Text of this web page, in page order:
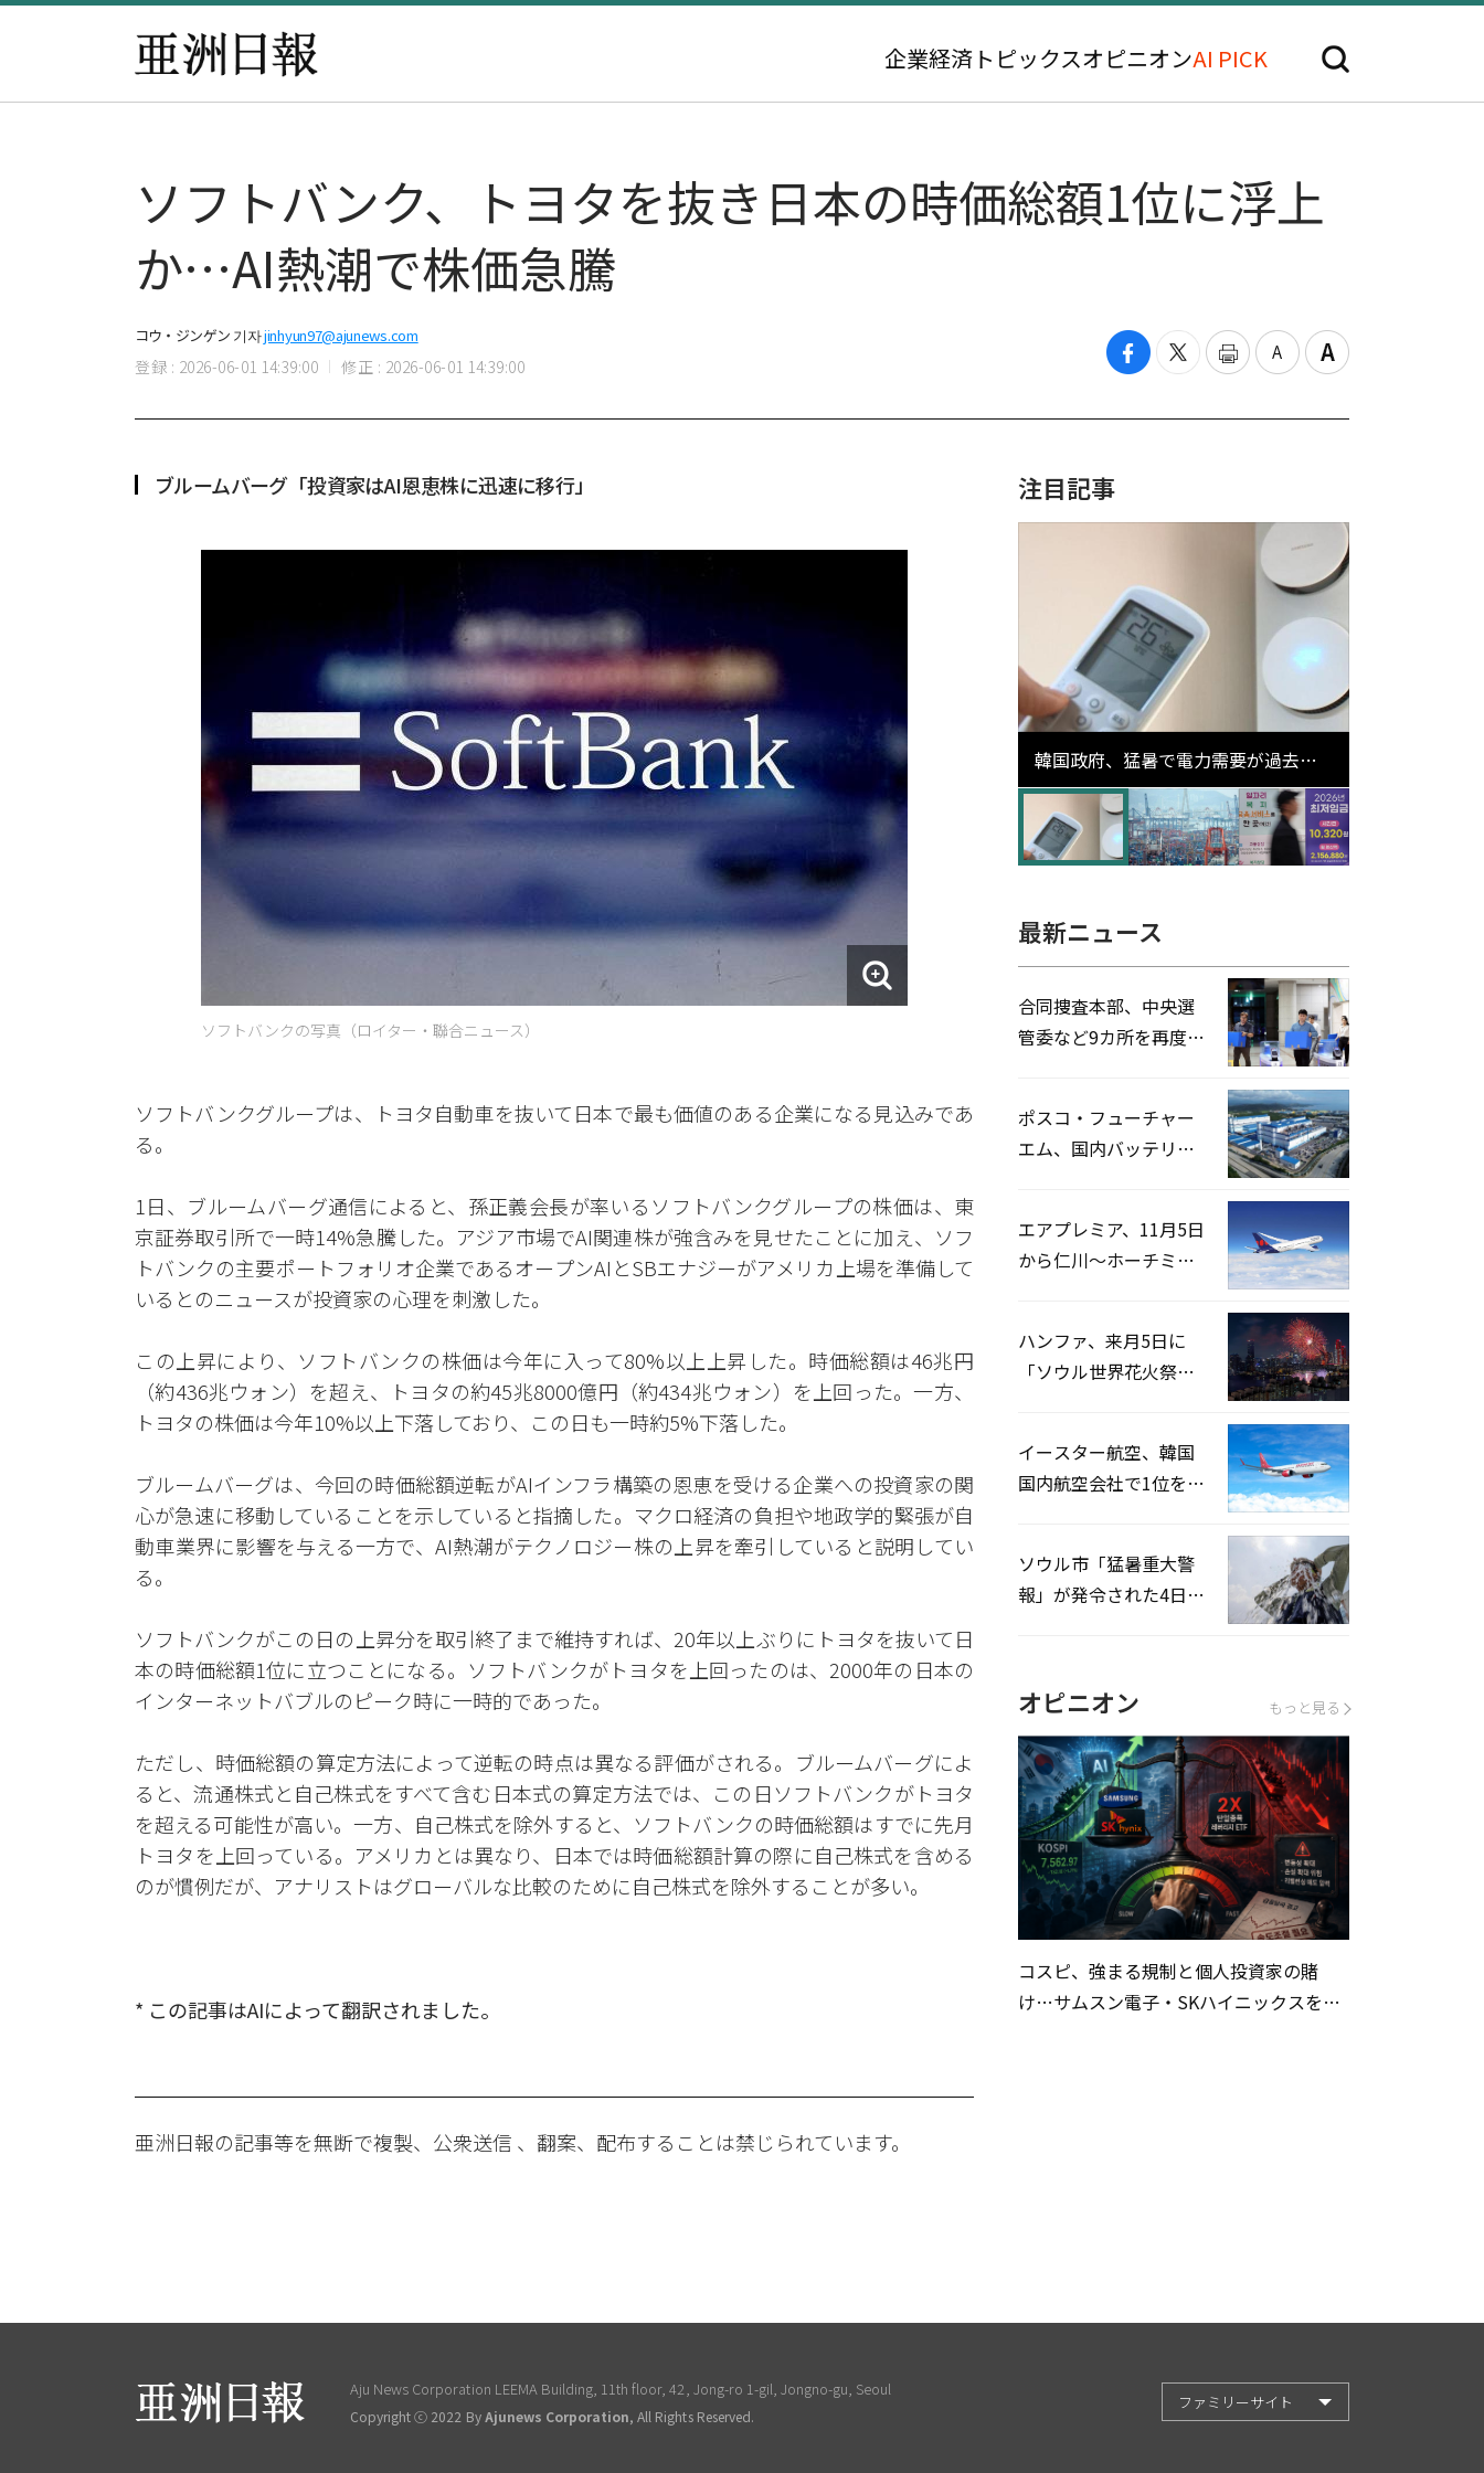
企業経済 トピックスオピニオンAI PICK
ソフトバンク、トヨタを抜き日本の時価総額1位に浮上
か…AI熱潮で株価急騰
コウ・ジンゲン 기자jinhyun97@ajunews.com
登録 : 2026-06-01 14:39:00 修正 : 2026-06-01 14:39:00
ブルームバーグ「投資家はAI恩恵株に迅速に移行」
ソフトバンクの写真（ロイター・聯合ニュース）
ソフトバンクグループは、トヨタ自動車を抜いて日本で最も価値のある企業になる見込みであ
る。
1日、ブルームバーグ通信によると、孫正義会長が率いるソフトバンクグループの株価は、東
京証券取引所で一時14%急騰した。アジア市場でAI関連株が強含みを見せたことに加え、ソフ
トバンクの主要ポートフォリオ企業であるオープンAIとSBエナジーがアメリカ上場を準備して
いるとのニュースが投資家の心理を刺激した。
この上昇により、ソフトバンクの株価は今年に入って80%以上上昇した。時価総額は46兆円
（約436兆ウォン）を超え、トヨタの約45兆8000億円（約434兆ウォン）を上回った。一方、
トヨタの株価は今年10%以上下落しており、この日も一時約5%下落した。
ブルームバーグは、今回の時価総額逆転がAIインフラ構築の恩恵を受ける企業への投資家の関
心が急速に移動していることを示していると指摘した。マクロ経済の負担や地政学的緊張が自
動車業界に影響を与える一方で、AI熱潮がテクノロジー株の上昇を牽引していると説明してい
る。
ソフトバンクがこの日の上昇分を取引終了まで維持すれば、20年以上ぶりにトヨタを抜いて日
本の時価総額1位に立つことになる。ソフトバンクがトヨタを上回ったのは、2000年の日本の
インターネットバブルのピーク時に一時的であった。
ただし、時価総額の算定方法によって逆転の時点は異なる評価がされる。ブルームバーグによ
ると、流通株式と自己株式をすべて含む日本式の算定方法では、この日ソフトバンクがトヨタ
を超える可能性が高い。一方、自己株式を除外すると、ソフトバンクの時価総額はすでに先月
トヨタを上回っている。アメリカとは異なり、日本では時価総額計算の際に自己株式を含める
のが慣例だが、アナリストはグローバルな比較のために自己株式を除外することが多い。
* この記事はAIによって翻訳されました。
亜洲日報の記事等を無断で複製、公衆送信 、翻案、配布することは禁じられています。
注目記事
韓国政府、猛暑で電力需要が過去最
高更新の可能性に需給対応体制を点
検
最新ニュース
合同捜査本部、中央選
管委など9カ所を再度家
ポスコ・フューチャー
エム、国内バッテリー
エアプレミア、11月5日
から仁川〜ホーチミン
ハンファ、来月5日に
「ソウル世界花火祭り
イースター航空、韓国
国内航空会社で1位を記
ソウル市「猛暑重大警
報」が発令された4日、
オピニオン もっと見る
コスピ、強まる規制と個人投資家の賭
け…サムスン電子・SKハイニックスを巡
ファミリーサイト
Aju News Corporation LEEMA Building, 11th floor, 42, Jong-ro 1-gil, Jongno-gu, Seoul
Copyright ⓒ 2022 ByAjunews Corporation, All Rights Reserved.